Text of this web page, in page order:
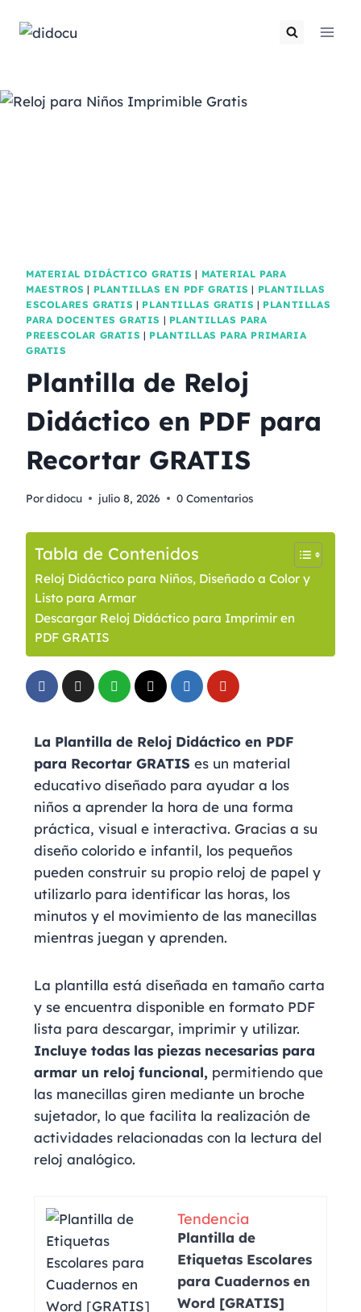
MATERIAL DIDÁCTICO GRATIS | MATERIAL PARA
MAESTROS | PLANTILLAS EN PDF GRATIS | PLANTILLAS
ESCOLARES GRATIS | PLANTILLAS GRATIS | PLANTILLAS
PARA DOCENTES GRATIS | PLANTILLAS PARA
PREESCOLAR GRATIS | PLANTILLAS PARA PRIMARIA
GRATIS
Plantilla de Reloj
Didáctico en PDF para
Recortar GRATIS
Pordidocu julio 8, 2026 0 Comentarios
Tabla de Contenidos
Reloj Didáctico para Niños, Diseñado a Color y
Listo para Armar
Descargar Reloj Didáctico para Imprimir en
PDF GRATIS
La Plantilla de Reloj Didáctico en PDF
para Recortar GRATIS es un material
educativo diseñado para ayudar a los
niños a aprender la hora de una forma
práctica, visual e interactiva. Gracias a su
diseño colorido e infantil, los pequeños
pueden construir su propio reloj de papel y
utilizarlo para identificar las horas, los
minutos y el movimiento de las manecillas
mientras juegan y aprenden.
La plantilla está diseñada en tamaño carta
y se encuentra disponible en formato PDF
lista para descargar, imprimir y utilizar.
Incluye todas las piezas necesarias para
armar un reloj funcional, permitiendo que
las manecillas giren mediante un broche
sujetador, lo que facilita la realización de
actividades relacionadas con la lectura del
reloj analógico.
Tendencia
Plantilla de
Etiquetas Escolares
para Cuadernos en
Word [GRATIS]